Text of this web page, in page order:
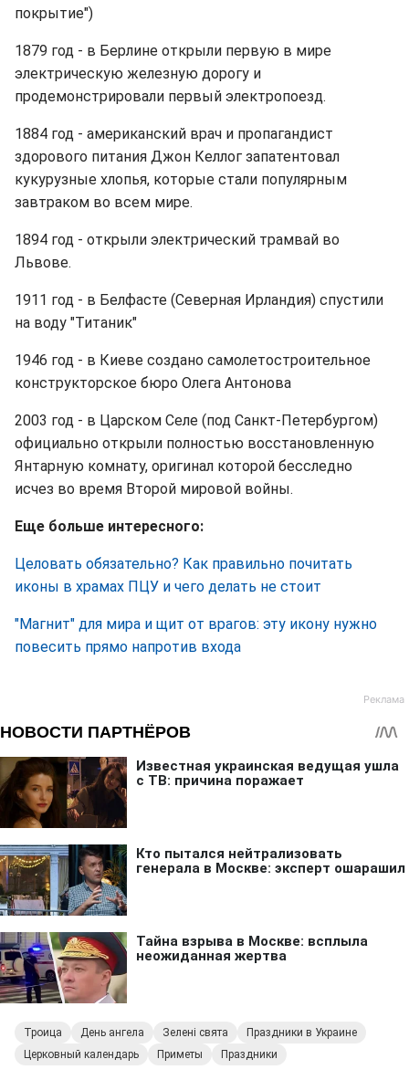
покрытие")
1879 год - в Берлине открыли первую в мире
электрическую железную дорогу и
продемонстрировали первый электропоезд.
1884 год - американский врач и пропагандист
здорового питания Джон Келлог запатентовал
кукурузные хлопья, которые стали популярным
завтраком во всем мире.
1894 год - открыли электрический трамвай во
Львове.
1911 год - в Белфасте (Северная Ирландия) спустили
на воду "Титаник"
1946 год - в Киеве создано самолетостроительное
конструкторское бюро Олега Антонова
2003 год - в Царском Селе (под Санкт-Петербургом)
официально открыли полностью восстановленную
Янтарную комнату, оригинал которой бесследно
исчез во время Второй мировой войны.
Еще больше интересного:
Целовать обязательно? Как правильно почитать
иконы в храмах ПЦУ и чего делать не стоит
"Магнит" для мира и щит от врагов: эту икону нужно
повесить прямо напротив входа
Троица День ангела Зелені свята
Праздники в Украине
Церковный календарь
Приметы Праздники